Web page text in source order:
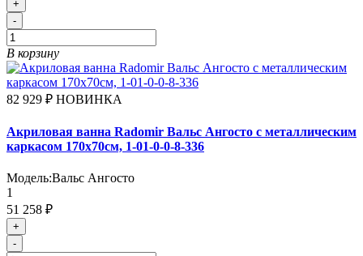
+
-
В корзину
82 929 ₽ НОВИНКА
Акриловая ванна Radomir Вальс Ангосто с металлическим
каркасом 170х70см, 1-01-0-0-8-336
Модель:Вальс Ангосто
1
51 258 ₽
+
-